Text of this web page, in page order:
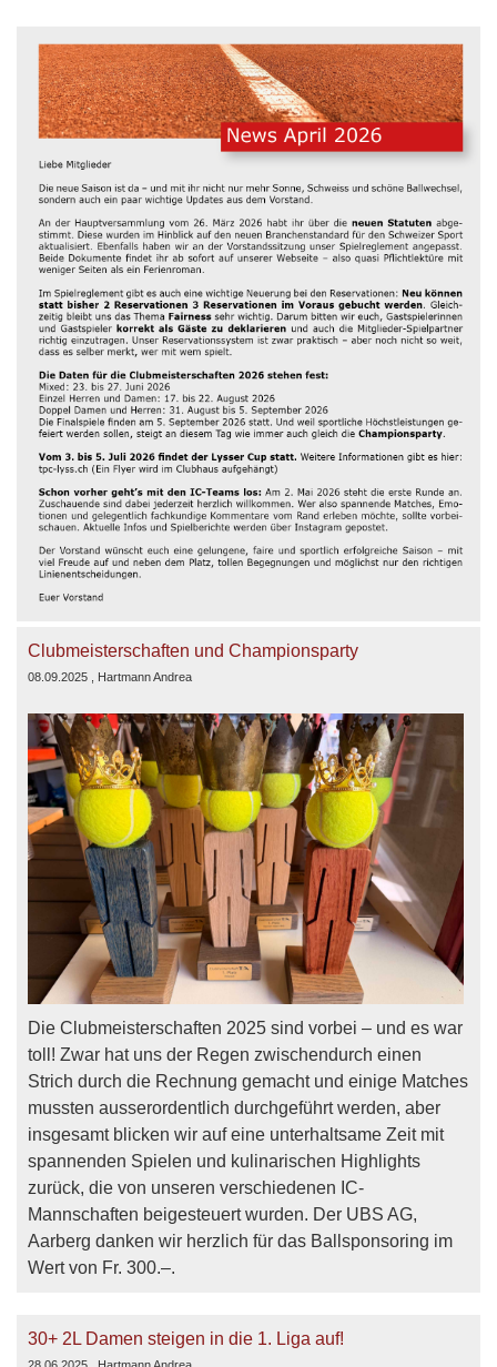
Clubmeisterschaften und Championsparty
08.09.2025 , Hartmann Andrea
Die Clubmeisterschaften 2025 sind vorbei – und es war
toll! Zwar hat uns der Regen zwischendurch einen
Strich durch die Rechnung gemacht und einige Matches
mussten ausserordentlich durchgeführt werden, aber
insgesamt blicken wir auf eine unterhaltsame Zeit mit
spannenden Spielen und kulinarischen Highlights
zurück, die von unseren verschiedenen IC-
Mannschaften beigesteuert wurden. Der UBS AG,
Aarberg danken wir herzlich für das Ballsponsoring im
Wert von Fr. 300.–.
30+ 2L Damen steigen in die 1. Liga auf!
28.06.2025 , Hartmann Andrea